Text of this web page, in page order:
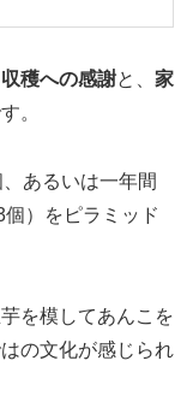
収穫への感謝と、 家
。
あるいは一年間
）をピラミッド
を模してあんこを
の文化が感じられ